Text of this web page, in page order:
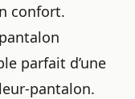
confort.
parfait d’une
pantalon.